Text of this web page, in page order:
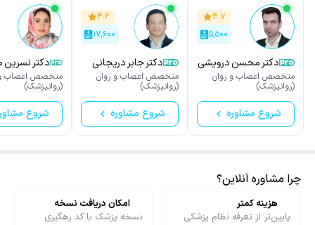
۴.۷
۵,۵۰۰
دکتر محسن درویشی
متخصص اعصاب و روان
(روانپزشک)
شروع مشاوره
۴.۶
۱۷,۶۰۰
دکتر جابر دریجانی
متخصص اعصاب و روان
(روانپزشک)
شروع مشاوره
دکتر نسرین
آورزمانی
متخصص اعصاب و
(روانپزشک)
شروع
چرا مشاوره آنلاین؟
هزینه کمتر
پایین‌تر از تعرفه نظام پزشکی
امکان دریافت نسخه
نسخه پزشک با کد رهگیری